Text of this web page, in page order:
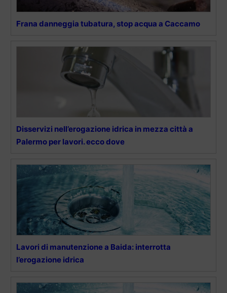
Frana danneggia tubatura, stop acqua a Caccamo
Disservizi nell’erogazione idrica in mezza città a
Palermo per lavori. ecco dove
Lavori di manutenzione a Baida: interrotta
l’erogazione idrica